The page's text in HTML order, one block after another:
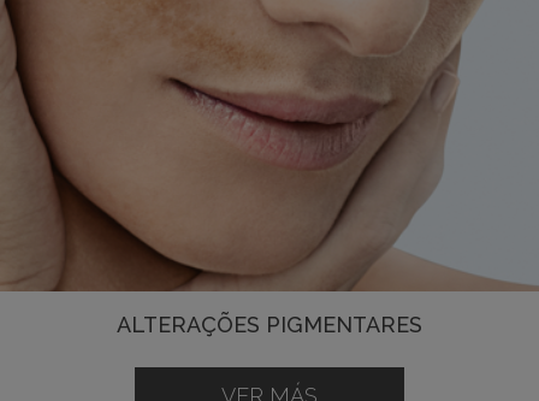
ALTERAÇÕES PIGMENTARES
VER MÁS